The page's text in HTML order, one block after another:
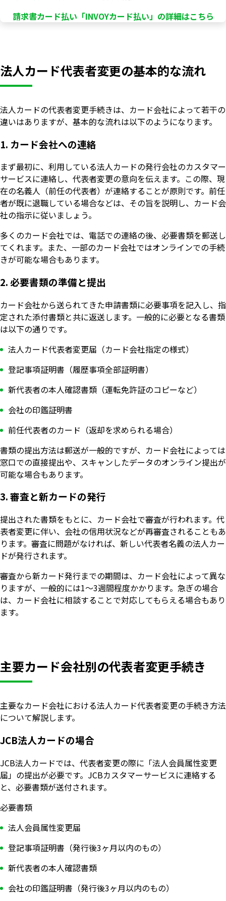
請求書カード払い「INVOYカード払い」の詳細はこちら
法人カード代表者変更の基本的な流れ
法人カードの代表者変更手続きは、カード会社によって若干の
違いはありますが、基本的な流れは以下のようになります。
1. カード会社への連絡
まず最初に、利用している法人カードの発行会社のカスタマー
サービスに連絡し、代表者変更の意向を伝えます。この際、現
在の名義人（前任の代表者）が連絡することが原則です。前任
者が既に退職している場合などは、その旨を説明し、カード会
社の指示に従いましょう。
多くのカード会社では、電話での連絡の後、必要書類を郵送し
てくれます。また、一部のカード会社ではオンラインでの手続
きが可能な場合もあります。
2. 必要書類の準備と提出
カード会社から送られてきた申請書類に必要事項を記入し、指
定された添付書類と共に返送します。一般的に必要となる書類
は以下の通りです。
法人カード代表者変更届（カード会社指定の様式）
登記事項証明書（履歴事項全部証明書）
新代表者の本人確認書類（運転免許証のコピーなど）
会社の印鑑証明書
前任代表者のカード（返却を求められる場合）
書類の提出方法は郵送が一般的ですが、カード会社によっては
窓口での直接提出や、スキャンしたデータのオンライン提出が
可能な場合もあります。
3. 審査と新カードの発行
提出された書類をもとに、カード会社で審査が行われます。代
表者変更に伴い、会社の信用状況などが再審査されることもあ
ります。審査に問題がなければ、新しい代表者名義の法人カー
ドが発行されます。
審査から新カード発行までの期間は、カード会社によって異な
りますが、一般的には1〜3週間程度かかります。急ぎの場合
は、カード会社に相談することで対応してもらえる場合もあり
ます。
主要カード会社別の代表者変更手続き
主要なカード会社における法人カード代表者変更の手続き方法
について解説します。
JCB法人カードの場合
JCB法人カードでは、代表者変更の際に「法人会員属性変更
届」の提出が必要です。JCBカスタマーサービスに連絡する
と、必要書類が送付されます。
必要書類
法人会員属性変更届
登記事項証明書（発行後3ヶ月以内のもの）
新代表者の本人確認書類
会社の印鑑証明書（発行後3ヶ月以内のもの）